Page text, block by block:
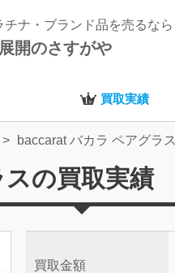
チナ・ブランド品を売るなら
開のさすがや
買取実績
baccarat バカラ ペアグラス
の買取実績
買取金額